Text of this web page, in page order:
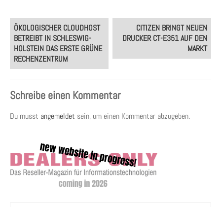
Post
navigation
ÖKOLOGISCHER CLOUDHOST
BETREIBT IN SCHLESWIG-
HOLSTEIN DAS ERSTE GRÜNE
RECHENZENTRUM
CITIZEN BRINGT NEUEN
DRUCKER CT-E351 AUF DEN
MARKT
Schreibe einen Kommentar
Du musst angemeldet sein, um einen Kommentar abzugeben.